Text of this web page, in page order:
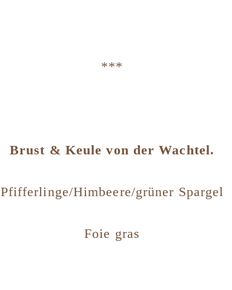
***
Brust & Keule von der Wachtel.
Pfifferlinge/Himbeere/grüner Spargel
Foie gras